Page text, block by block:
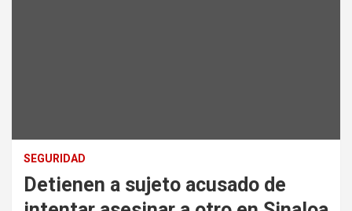
SEGURIDAD
Detienen a sujeto acusado de